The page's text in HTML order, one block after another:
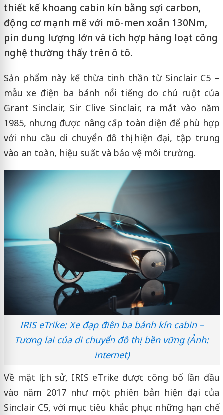
thiết kế khoang cabin kín bằng sợi carbon,
động cơ mạnh mẽ với mô-men xoắn 130Nm,
pin dung lượng lớn và tích hợp hàng loạt công
nghệ thường thấy trên ô tô.
Sản phẩm này kế thừa tinh thần từ Sinclair C5 –
mẫu xe điện ba bánh nổi tiếng do chú ruột của
Grant Sinclair, Sir Clive Sinclair, ra mắt vào năm
1985, nhưng được nâng cấp toàn diện để phù hợp
với nhu cầu di chuyển đô thị hiện đại, tập trung
vào an toàn, hiệu suất và bảo vệ môi trường.
IRIS eTrike: Xe đạp điện ba bánh kín cabin –
Tương lai của di chuyển đô thị bền vững (Ảnh:
internet)
Về mặt lịch sử, IRIS eTrike được công bố lần đầu
vào năm 2017 như một phiên bản hiện đại của
Sinclair C5, với mục tiêu khắc phục những hạn chế